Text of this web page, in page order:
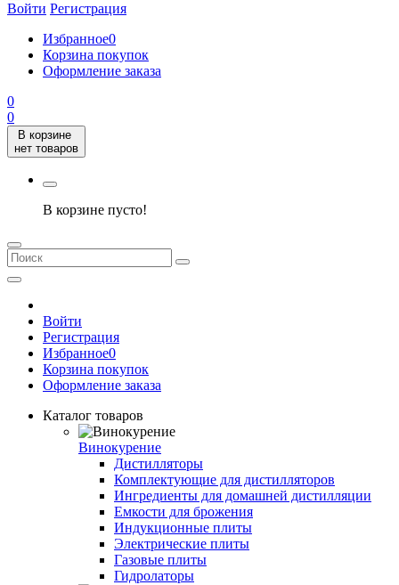
Войти Регистрация
Избранное0
Корзина покупок
Оформление заказа
0
0
В корзине
нет товаров
В корзине пусто!
Войти
Регистрация
Избранное0
Корзина покупок
Оформление заказа
Каталог товаров
Винокурение
Дистилляторы
Комплектующие для дистилляторов
Ингредиенты для домашней дистилляции
Емкости для брожения
Индукционные плиты
Электрические плиты
Газовые плиты
Гидролаторы